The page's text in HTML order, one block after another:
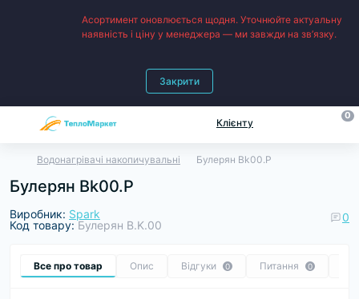
Асортимент оновлюється щодня. Уточнюйте актуальну
наявність і ціну у менеджера — ми завжди на зв’язку.
Закрити
Клієнту
0
Водонагрівачі накопичувальні Булерян Bk00.P
Булерян Bk00.P
Виробник: Spark
Код товару:Булерян B.K.00
0
Все про товар Опис Відгуки 0 Питання 0